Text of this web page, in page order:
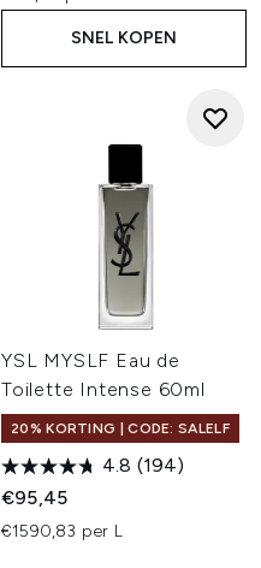
SNEL KOPEN
YSL MYSLF Eau de
Toilette Intense 60ml
20% KORTING | CODE: SALELF
4.8 (194)
€95,45
€1590,83 per L